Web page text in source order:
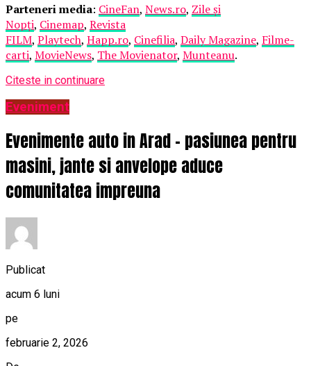
Parteneri media: CineFan, News.ro, Zile și
Nopți, Cinemap, Revista
FILM, Playtech, Happ.ro, Cinefilia, Daily Magazine, Filme-
carti, MovieNews, The Movienator, Munteanu.
Citeste in continuare
Eveniment
Evenimente auto in Arad – pasiunea pentru
masini, jante si anvelope aduce
comunitatea impreuna
Publicat
acum 6 luni
pe
februarie 2, 2026